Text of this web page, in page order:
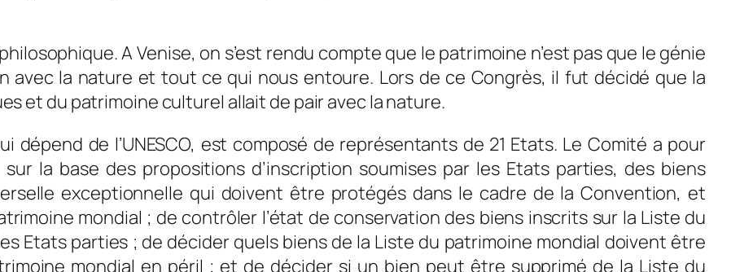
A Venise, on s’est rendu compte que le patrimoine n’est pas que le génie
avec la nature et tout ce qui nous entoure. Lors de ce Congrès, il fut décidé que la
et du patrimoine culturel allait de pair avec la nature.
dépend de l’UNESCO, est composé de représentants de 21 Etats. Le Comité a pour
la base des propositions d’inscription soumises par les Etats parties, des biens
exceptionnelle qui doivent être protégés dans le cadre de la Convention, et
mondial ; de contrôler l’état de conservation des biens inscrits sur la Liste du
Etats parties ; de décider quels biens de la Liste du patrimoine mondial doivent être
mondial en péril ; et de décider si un bien peut être supprimé de la Liste du